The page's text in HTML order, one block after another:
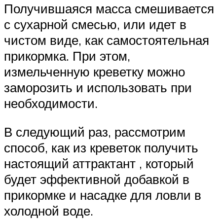
Получившаяся масса смешивается
с сухарной смесью, или идет в
чистом виде, как самостоятельная
прикормка. При этом,
измельченную креветку можно
заморозить и использовать при
необходимости.
В следующий раз, рассмотрим
способ, как из креветок получить
настоящий аттрактант , который
будет эффективной добавкой в
прикормке и насадке для ловли в
холодной воде.